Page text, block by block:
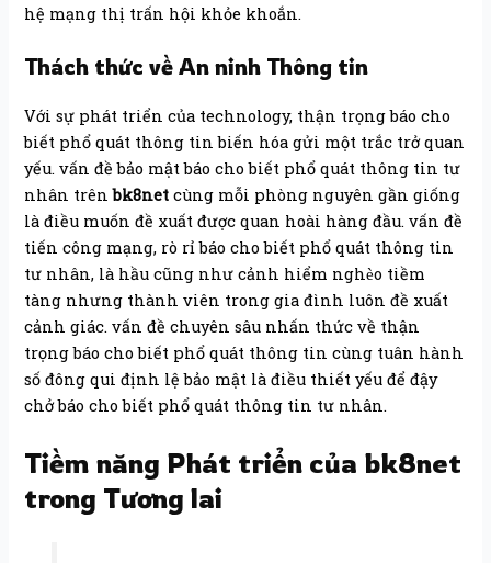
hệ mạng thị trấn hội khỏe khoắn.
Thách thức về An ninh Thông tin
Với sự phát triển của technology, thận trọng báo cho
biết phổ quát thông tin biến hóa gửi một trắc trở quan
yếu. vấn đề bảo mật báo cho biết phổ quát thông tin tư
nhân trênbk8net cùng mỗi phòng nguyên gần giống
là điều muốn đề xuất được quan hoài hàng đầu. vấn đề
tiến công mạng, rò rỉ báo cho biết phổ quát thông tin
tư nhân, là hầu cũng như cảnh hiểm nghèo tiềm
tàng nhưng thành viên trong gia đình luôn đề xuất
cảnh giác. vấn đề chuyên sâu nhấn thức về thận
trọng báo cho biết phổ quát thông tin cùng tuân hành
số đông qui định lệ bảo mật là điều thiết yếu để đậy
chở báo cho biết phổ quát thông tin tư nhân.
Tiềm năng Phát triển của bk8net
trong Tương lai